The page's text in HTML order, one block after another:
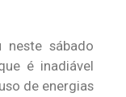
sábado
é inadiável
de energias